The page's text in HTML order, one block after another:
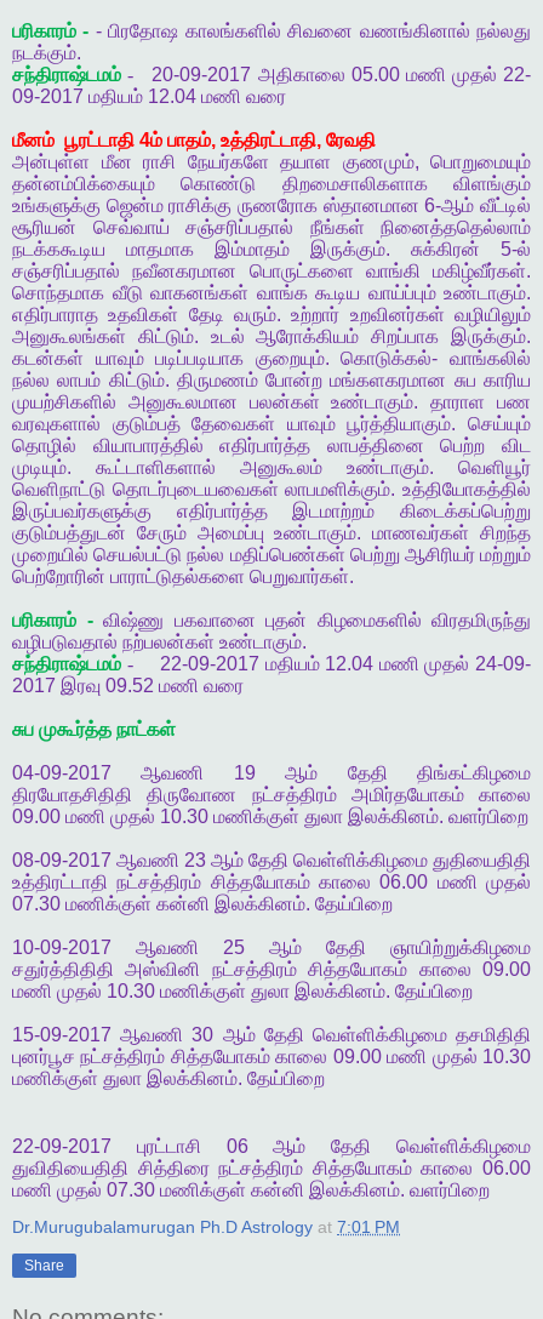
பரிகாரம் - -பிரதோஷ காலங்களில் சிவனை வணங்கினால் நல்லது
நடக்கும்.
சந்திராஷ்டமம் - 20-09-2017 அதிகாலை 05.00 மணி முதல் 22-
09-2017 மதியம் 12.04 மணி வரை
மீனம் பூரட்டாதி 4ம் பாதம், உத்திரட்டாதி, ரேவதி
அன்புள்ள
மீன ராசி நேயர்களே தயாள குணமும், பொறுமையும்
தன்னம்பிக்கையும்
கொண்டு திறமைசாலிகளாக
விளங்கும்
உங்களுக்கு ஜென்ம ராசிக்கு ருணரோக ஸ்தானமான 6-ஆம் வீட்டில்
சூரியன்
செவ்வாய் சஞ்சரிப்பதால் நீங்கள்
நினைத்ததெல்லாம்
நடக்ககூடிய
மாதமாக இம்மாதம் இருக்கும். சுக்கிரன் 5-ல்
சஞ்சரிப்பதால்
நவீனகரமான பொருட்களை வாங்கி மகிழ்வீர்கள்.
சொந்தமாக வீடு வாகனங்கள் வாங்க கூடிய வாய்ப்பும் உண்டாகும்.
எதிர்பாராத உதவிகள் தேடி வரும்.உற்றார் உறவினர்கள் வழியிலும்
அனுகூலங்கள்
கிட்டும். உடல் ஆரோக்கியம் சிறப்பாக இருக்கும்.
கடன்கள்
யாவும் படிப்படியாக குறையும்.கொடுக்கல்-வாங்கலில்
நல்ல லாபம் கிட்டும். திருமணம் போன்ற மங்களகரமான சுப காரிய
முயற்சிகளில்
அனுகூலமான பலன்கள் உண்டாகும்.தாராள
பண
வரவுகளால்
குடும்பத் தேவைகள் யாவும் பூர்த்தியாகும்.செய்யும்
தொழில்
வியாபாரத்தில் எதிர்பார்த்த லாபத்தினை பெற்ற
விட
முடியும். கூட்டாளிகளால் அனுகூலம் உண்டாகும். வெளியூர்
வெளிநாட்டு தொடர்புடையவைகள் லாபமளிக்கும்.உத்தியோகத்தில்
இருப்பவர்களுக்கு
எதிர்பார்த்த இடமாற்றம்
கிடைக்கப்பெற்று
குடும்பத்துடன் சேரும் அமைப்பு உண்டாகும்.மாணவர்கள் சிறந்த
முறையில் செயல்பட்டு நல்ல மதிப்பெண்கள் பெற்று ஆசிரியர் மற்றும்
பெற்றோரின் பாராட்டுதல்களை பெறுவார்கள்.
பரிகாரம் - விஷ்ணு பகவானை புதன் கிழமைகளில் விரதமிருந்து
வழிபடுவதால் நற்பலன்கள் உண்டாகும்.
சந்திராஷ்டமம் - 22-09-2017 மதியம்12.04 மணி முதல் 24-09-
2017 இரவு 09.52 மணி வரை
சுப முகூர்த்த நாட்கள்
04-09-2017ஆவணி 19ஆம் தேதி
திங்கட்கிழமை
திரயோதசிதிதி
திருவோண நட்சத்திரம் அமிர்தயோகம்
காலை
09.00 மணி முதல் 10.30 மணிக்குள் துலா இலக்கினம். வளர்பிறை
08-09-2017 ஆவணி 23 ஆம் தேதி வெள்ளிக்கிழமை துதியைதிதி
உத்திரட்டாதி நட்சத்திரம் சித்தயோகம் காலை 06.00 மணி முதல்
07.30 மணிக்குள் கன்னி இலக்கினம். தேய்பிறை
10-09-2017 ஆவணி 25 ஆம் தேதி
ஞாயிற்றுக்கிழமை
சதுர்த்திதிதி
அஸ்வினி நட்சத்திரம் சித்தயோகம் காலை 09.00
மணி முதல் 10.30 மணிக்குள் துலா இலக்கினம். தேய்பிறை
15-09-2017ஆவணி 30 ஆம் தேதி வெள்ளிக்கிழமை தசமிதிதி
புனர்பூச நட்சத்திரம் சித்தயோகம் காலை 09.00மணி முதல் 10.30
மணிக்குள் துலா இலக்கினம். தேய்பிறை
22-09-2017 புரட்டாசி 06ஆம் தேதி
வெள்ளிக்கிழமை
துவிதியைதிதி சித்திரை நட்சத்திரம் சித்தயோகம் காலை 06.00
மணி முதல் 07.30 மணிக்குள் கன்னி இலக்கினம். வளர்பிறை
Dr.Murugubalamurugan Ph.D Astrology at 7:01 PM
Share